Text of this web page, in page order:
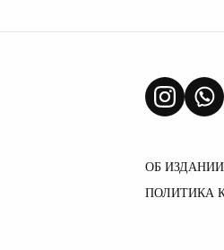
ОБ ИЗДАНИИ
ПОЛИТИКА